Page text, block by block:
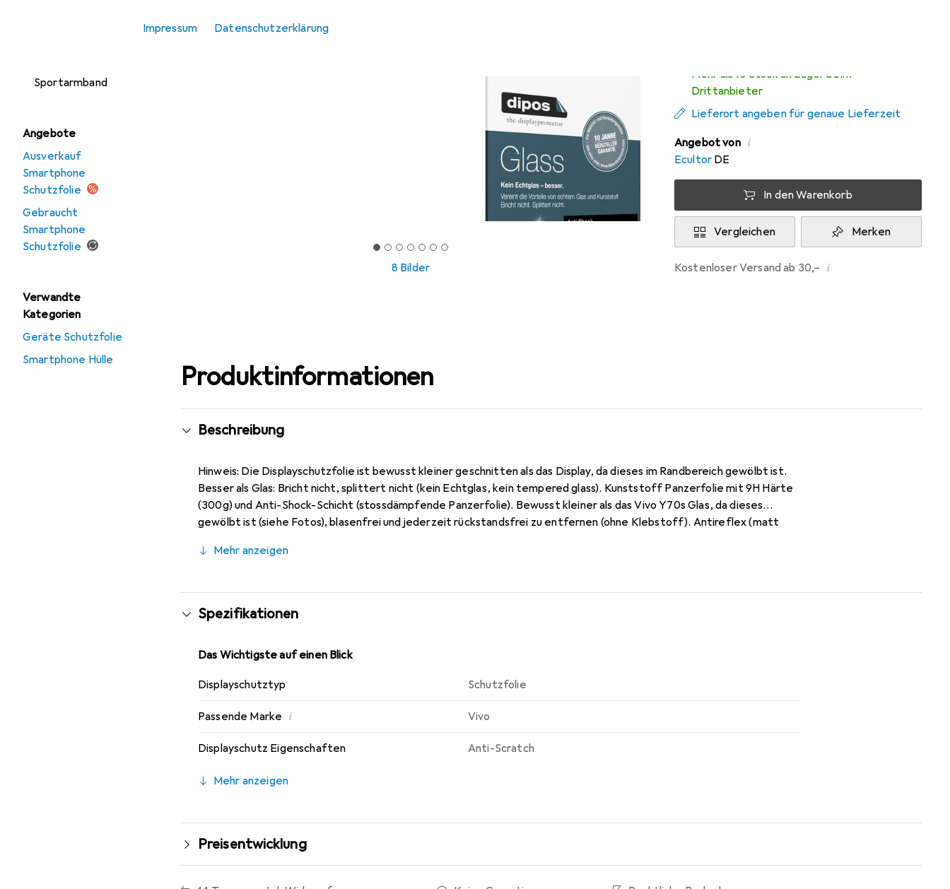
Impressum Datenschutzerklärung
Sportarmband
Angebote
Ausverkauf
Smartphone
Schutzfolie
Gebraucht
Smartphone
Schutzfolie
Verwandte
Kategorien
Geräte Schutzfolie
Smartphone Hülle
8 Bilder
Mehr als 10 Stück an Lager beim
Drittanbieter
Lieferort angeben für genaue Lieferzeit
Angebot von i
Ecultor DE
In den Warenkorb
Vergleichen Merken
Kostenloser Versand ab 30,– i
Produktinformationen
Beschreibung
Hinweis: Die Displayschutzfolie ist bewusst kleiner geschnitten als das Display, da dieses im Randbereich gewölbt ist.
Besser als Glas: Bricht nicht, splittert nicht (kein Echtglas, kein tempered glass). Kunststoff Panzerfolie mit 9H Härte
(300g) und Anti-Shock-Schicht (stossdämpfende Panzerfolie). Bewusst kleiner als das Vivo Y70s Glas, da dieses
gewölbt ist (siehe Fotos), blasenfrei und jederzeit rückstandsfrei zu entfernen (ohne Klebstoff). Antireflex (matt
Markenprodukt made in Germany.
Mehr anzeigen
Spezifikationen
Das Wichtigste auf einen Blick
Displayschutztyp Schutzfolie
Passende Marke i Vivo
Displayschutz Eigenschaften Anti-Scratch
Mehr anzeigen
Preisentwicklung